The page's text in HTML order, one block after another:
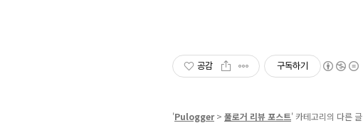
공감 구독하기
'Pulogger> 풀로거 리뷰 포스트' 카테고리의 다른 글